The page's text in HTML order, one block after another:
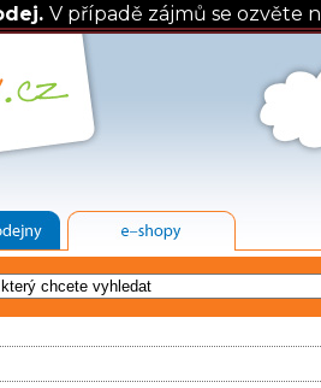
V případě zájmů se ozvěte